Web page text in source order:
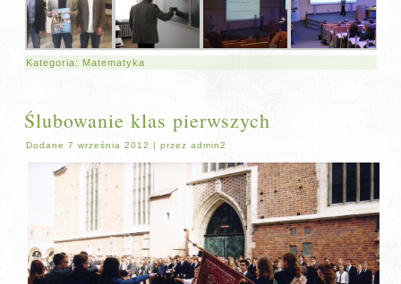
Kategoria: Matematyka
Ślubowanie klas pierwszych
Dodane 7 września 2012 |przez admin2